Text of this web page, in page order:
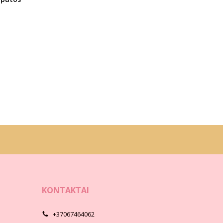
KONTAKTAI
+37067464062